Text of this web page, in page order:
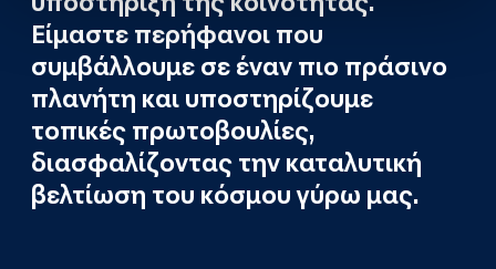
Είμαστε περήφανοι που
συμβάλλουμε σε έναν πιο πράσινο
πλανήτη και υποστηρίζουμε
τοπικές πρωτοβουλίες,
διασφαλίζοντας την καταλυτική
βελτίωση του κόσμου γύρω μας.